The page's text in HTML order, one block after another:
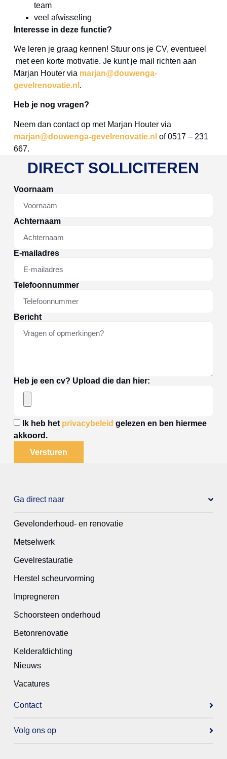
team
veel afwisseling
Interesse in deze functie?
We leren je graag kennen! Stuur ons je CV, eventueel
met een korte motivatie. Je kunt je mail richten aan
Marjan Houter via marjan@douwenga-
gevelrenovatie.nl .
Heb je nog vragen?
Neem dan contact op met Marjan Houter via
marjan@douwenga-gevelrenovatie.nl of 0517 – 231
667.
DIRECT SOLLICITEREN
Voornaam
Achternaam
E-mailadres
Telefoonnummer
Bericht
Heb je een cv? Upload die dan hier:
Ik heb het privacybeleid gelezen en ben hiermee
akkoord.
Versturen
Ga direct naar
Gevelonderhoud- en renovatie
Metselwerk
Gevelrestauratie
Herstel scheurvorming
Impregneren
Schoorsteen onderhoud
Betonrenovatie
Kelderafdichting
Nieuws
Vacatures
Contact
Volg ons op